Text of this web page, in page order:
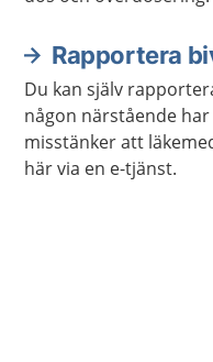
Rapportera
Du kan själv
någon närstående
misstänker att
här via en e-tjänst.